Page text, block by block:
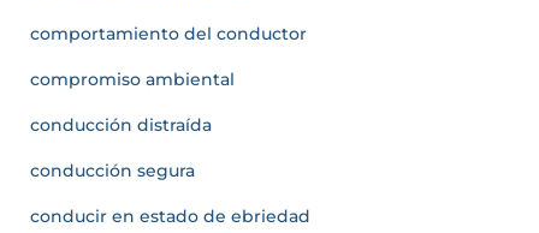
comportamiento del conductor
compromiso ambiental
conducción distraída
conducción segura
conducir en estado de ebriedad